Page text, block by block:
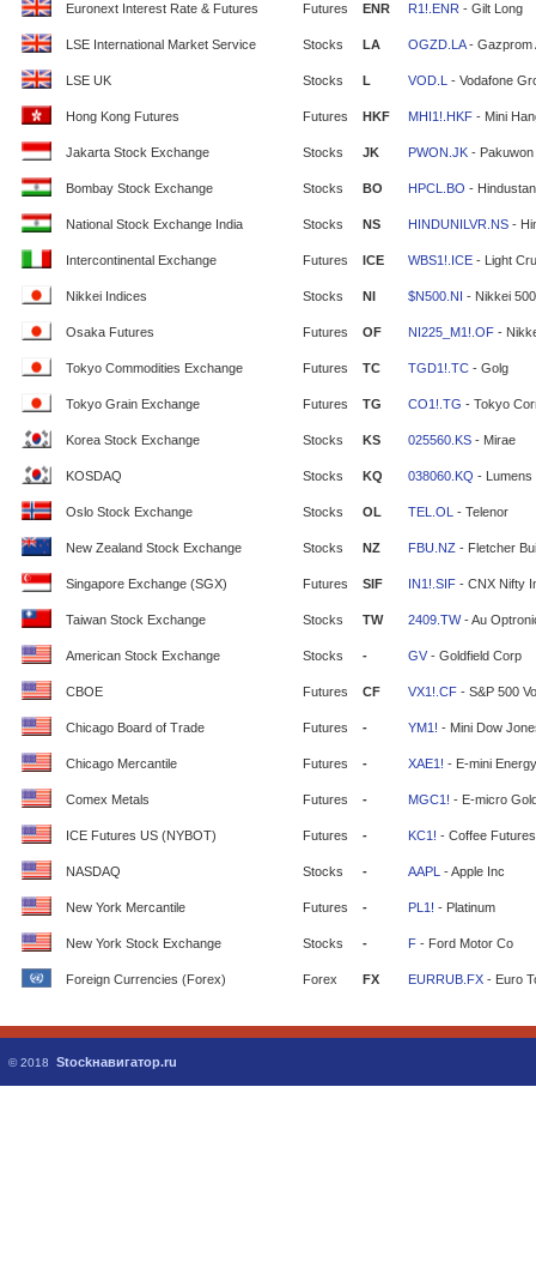
Euronext Interest Rate & Futures Futures ENR R1!.ENR - Gilt Long
LSE International Market Service Stocks LA OGZD.LA- Gazprom
LSE UK Stocks L VOD.L - Vodafone
Hong Kong Futures Futures HKF MHI1!.HKF - Mini
Jakarta Stock Exchange Stocks JK PWON.JK -
Bombay Stock Exchange Stocks BO HPCL.BO -
National Stock Exchange India Stocks NS HINDUNILVR.NS -
Intercontinental Exchange Futures ICE WBS1!.ICE - Light
Nikkei Indices Stocks NI $N500.NI - Nikkei 500
Osaka Futures Futures OF NI225_M1!.OF -
Tokyo Commodities Exchange Futures TC TGD1!.TC - Golg
Tokyo Grain Exchange Futures TG CO1!.TG - Tokyo
Korea Stock Exchange Stocks KS 025560.KS - Mirae
KOSDAQ Stocks KQ 038060.KQ - Lumens
Oslo Stock Exchange Stocks OL TEL.OL - Telenor
New Zealand Stock Exchange Stocks NZ FBU.NZ - Fletcher
Singapore Exchange (SGX) Futures SIF IN1!.SIF - CNX Nifty
Taiwan Stock Exchange Stocks TW 2409.TW- Au
American Stock Exchange Stocks - GV - Goldfield Corp
CBOE Futures CF VX1!.CF - S&P 500
Chicago Board of Trade Futures - YM1! - Mini Dow
Chicago Mercantile Futures - XAE1! - E-mini
Comex Metals Futures - MGC1! - E-micro
ICE Futures US (NYBOT) Futures - KC1! - Coffee Futures
NASDAQ Stocks - AAPL - Apple Inc
New York Mercantile Futures - PL1! - Platinum
New York Stock Exchange Stocks - F - Ford Motor Co
Foreign Currencies (Forex) Forex FX EURRUB.FX - Euro
© 2018 Stockнавигатор.ru